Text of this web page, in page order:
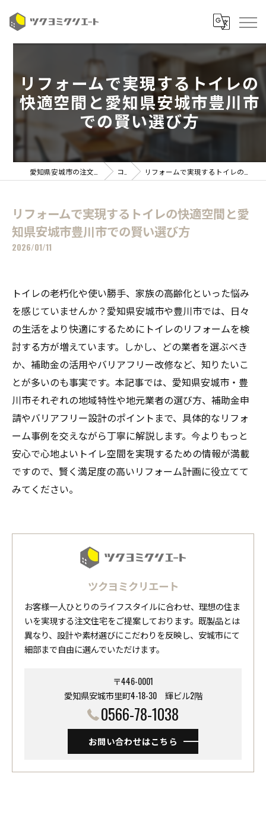
リフォームで実現するトイレの
快適空間と愛知県安城市豊川市
での賢い選び方
コラム リフォームで実現するトイレの快適空間と愛知県安城市豊川市での賢い選び方
リフォームで実現するトイレの快適空間と愛
知県安城市豊川市での賢い選び方
2026/01/11
トイレの老朽化や使い勝手、家族の高齢化といった悩み
を感じていませんか？愛知県安城市や豊川市では、日々
の生活をより快適にするためにトイレのリフォームを検
討する方が増えています。しかし、どの業者を選ぶべき
か、補助金の活用やバリアフリー改修など、知りたいこ
とが多いのも事実です。本記事では、愛知県安城市・豊
川市それぞれの地域特性や地元業者の選び方、補助金申
請やバリアフリー設計のポイントまで、具体的なリフォ
ーム事例を交えながら丁寧に解説します。今よりもっと
安心で心地よいトイレ空間を実現するための情報が満載
ですので、賢く満足度の高いリフォーム計画に役立てて
みてください。
ツクヨミクリエート
お客様一人ひとりのライフスタイルに合わせ、理想の住ま
いを実現する注文住宅をご提案しております。既製品とは
異なり、設計や素材選びにこだわりを反映し、安城市にて
細部まで自由に選んでいただけます。
〒446-0001
愛知県安城市里町4-18-30 ​​​​​​​輝ビル2階
0566-78-1038
お問い合わせはこちら